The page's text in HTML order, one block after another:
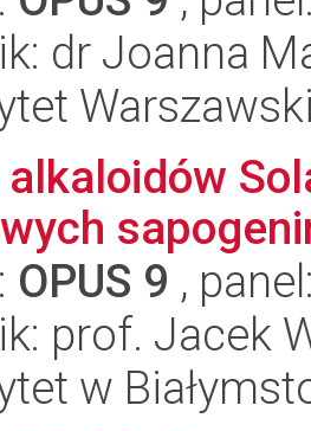
dr Joanna
OPUS 9 ,
prof. Jacek
w